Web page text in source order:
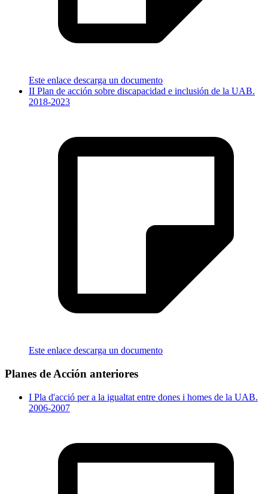
Este enlace descarga un documento
II Plan de acción sobre discapacidad e inclusión de la UAB.
2018-2023
Este enlace descarga un documento
Planes de Acción anteriores
I Pla d'acció per a la igualtat entre dones i homes de la UAB.
2006-2007